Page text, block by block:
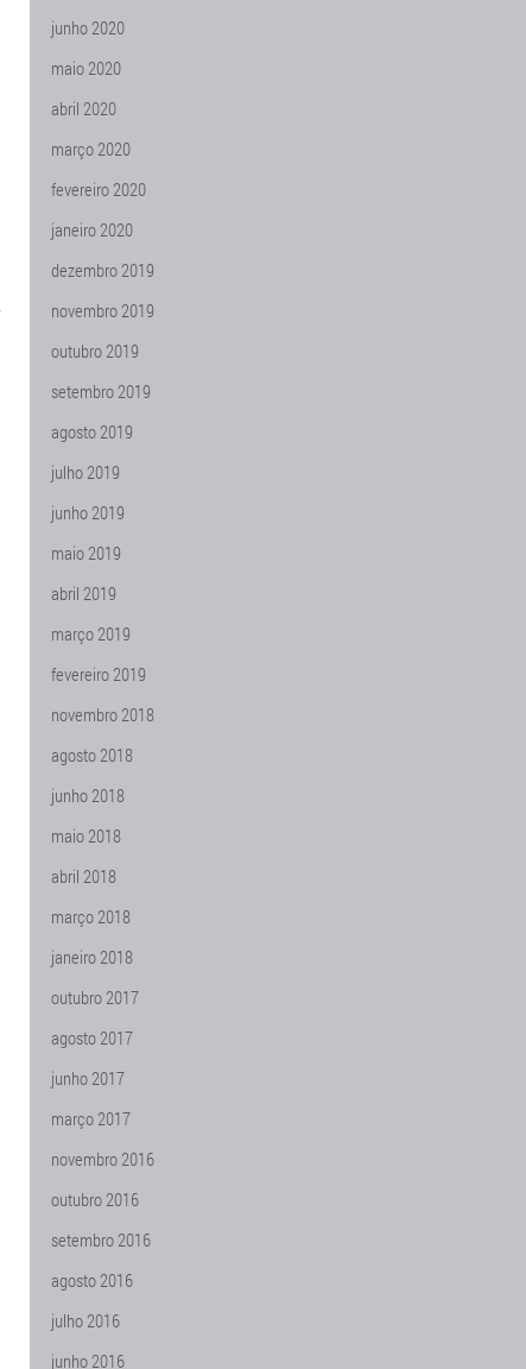
junho 2020
maio 2020
abril 2020
março 2020
fevereiro 2020
janeiro 2020
dezembro 2019
novembro 2019
outubro 2019
setembro 2019
agosto 2019
julho 2019
junho 2019
maio 2019
abril 2019
março 2019
fevereiro 2019
novembro 2018
agosto 2018
junho 2018
maio 2018
abril 2018
março 2018
janeiro 2018
outubro 2017
agosto 2017
junho 2017
março 2017
novembro 2016
outubro 2016
setembro 2016
agosto 2016
julho 2016
junho 2016